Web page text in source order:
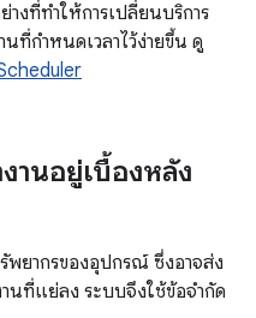
างที่ทำให้การเปลี่ยนบริการ
ที่กําหนดเวลาไว้ง่ายขึ้น ดู
านอยู่เบื้องหลัง
พยากรของอุปกรณ์ ซึ่งอาจส่ง
นที่แย่ลง ระบบจึงใช้ข้อจำกัด